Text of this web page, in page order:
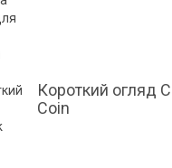
Короткий огляд
Coin